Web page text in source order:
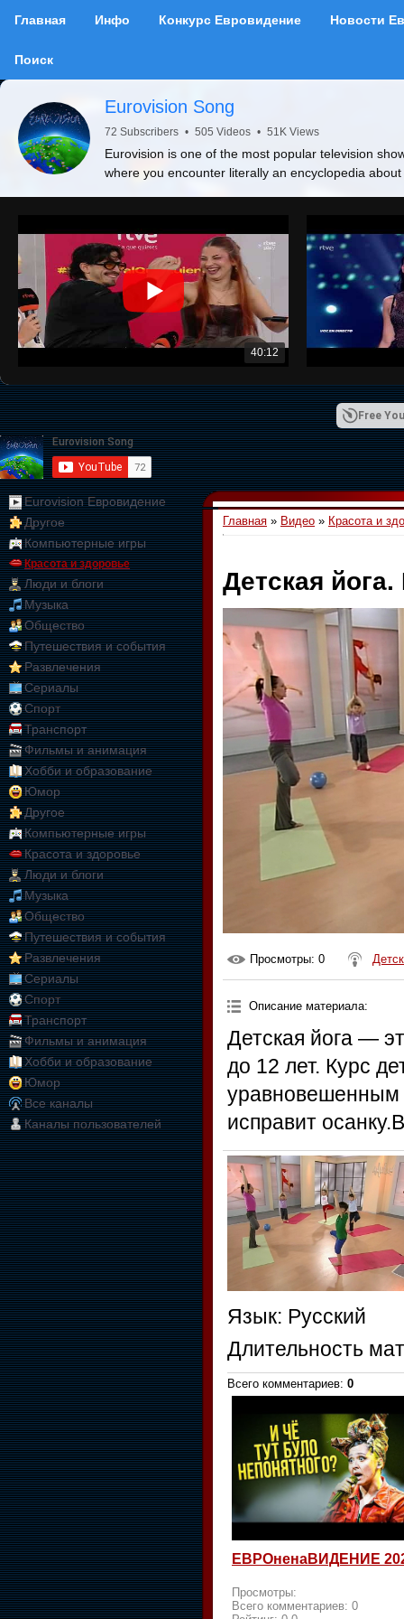
Главная Инфо Конкурс Евровидение Новости
Поиск
Eurovision Song
72 Subscribers • 505 Videos • 51K Views
Eurovision is one of the most popular television
where you encounter literally an encyclopedia
40:12
Free
Eurovision Евровидение
Другое
Компьютерные игры
Красота и здоровье
Люди и блоги
Музыка
Общество
Путешествия и события
Развлечения
Сериалы
Спорт
Транспорт
Фильмы и анимация
Хобби и образование
Юмор
Другое
Компьютерные игры
Красота и здоровье
Люди и блоги
Музыка
Общество
Путешествия и события
Развлечения
Сериалы
Спорт
Транспорт
Фильмы и анимация
Хобби и образование
Юмор
Все каналы
Каналы пользователей
Главная » Видео » Красота и
Детская
Просмотры: 0
Описание материала:
Детская йога —
до 12 лет. Курс
уравновешенным
исправит
Язык: Русский
Длительность
Всего комментариев: 0
ЕВРОненаВИДЕНИЕ
Просмотры:
Всего комментариев: 0